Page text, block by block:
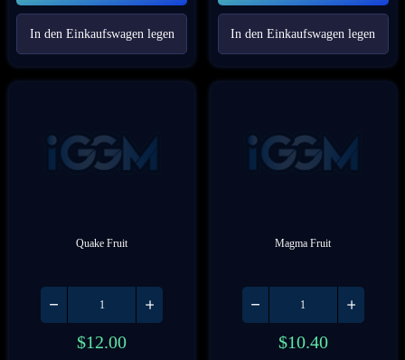
In den Einkaufswagen legen In den Einkaufswagen legen
Quake Fruit
$12.00
Magma Fruit
$10.40